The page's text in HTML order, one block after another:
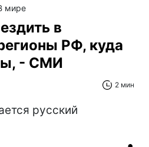
мире
в
РФ, куда
- СМИ
2 мин
русский